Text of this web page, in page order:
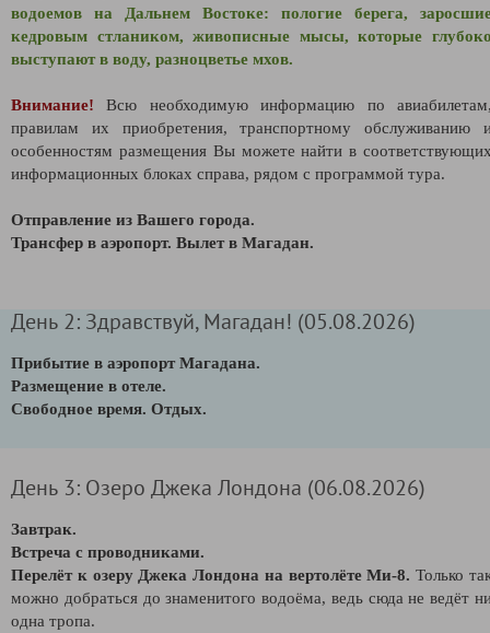
водоемов на Дальнем Востоке: пологие берега,
кедровым стлаником, живописные мысы, которые
выступают в воду, разноцветье мхов.
Внимание! Всю необходимую информацию по
правилам их приобретения, транспортному обслуживанию
особенностям размещения Вы можете найти в
информационных блоках справа, рядом с программой тура.
Отправление из Вашего города.
Трансфер в аэропорт. Вылет в Магадан.
День 2: Здравствуй, Магадан! (05.08.2026)
Прибытие в аэропорт Магадана.
Размещение в отеле.
Свободное время. Отдых.
День 3: Озеро Джека Лондона (06.08.2026)
Завтрак.
Встреча с проводниками.
Перелёт к озеру Джека Лондона на вертолёте Ми-8.Только
можно добраться до знаменитого водоёма, ведь сюда не ведёт
одна тропа.